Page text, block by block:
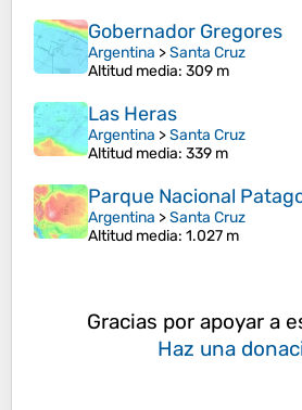
Gobernador Gregores
Argentina >Santa Cruz
Altitud media: 309 m
Las Heras
Argentina >Santa Cruz
Altitud media: 339 m
Parque Nacional
Argentina >Santa Cruz
Altitud media: 1.027 m
Gracias por apoyar a
Haz una